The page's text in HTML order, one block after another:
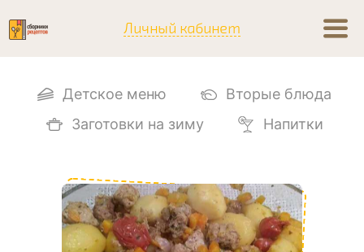
Личный кабинет
Детское меню
Вторые блюда
Заготовки на зиму
Напитки